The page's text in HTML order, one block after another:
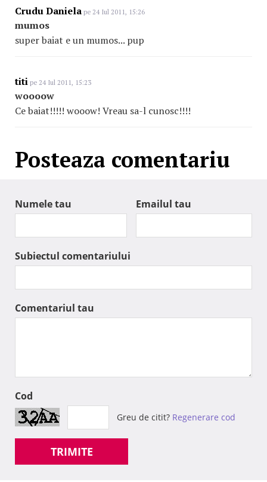
Crudu Daniela pe 24 Iul 2011, 15:26
mumos
super baiat e un mumos... pup
titi pe 24 Iul 2011, 15:23
woooow
Ce baiat!!!!! wooow! Vreau sa-l cunosc!!!!
Posteaza comentariu
Numele tau Emailul tau
Subiectul comentariului
Comentariul tau
Cod
Greu de citit? Regenerare cod
TRIMITE